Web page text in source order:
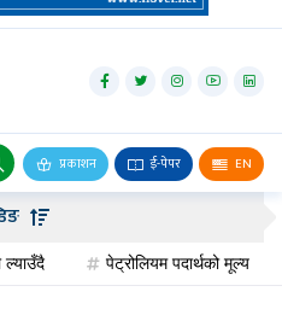
प्रकाशन ई-पेपर EN
पेट्रोलियम पदार्थको मूल्य